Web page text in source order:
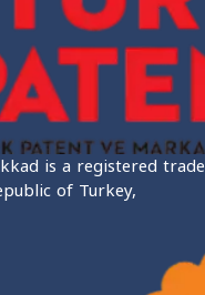
is a registered
of Turkey,